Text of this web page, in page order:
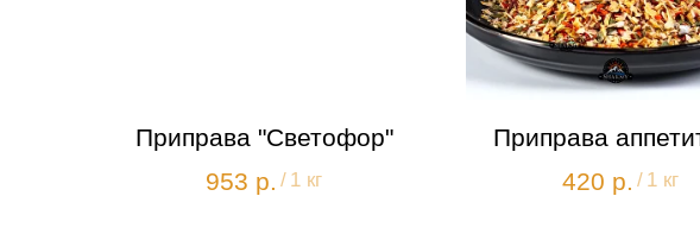
Приправа "Светофор"
953 р. / 1 кг
Приправа
420 р. / 1 кг